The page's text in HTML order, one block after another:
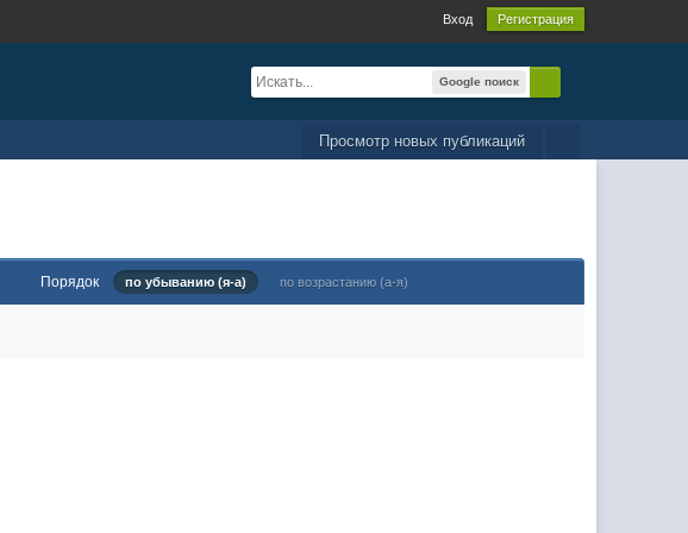
Вход Регистрация
Google поиск
Просмотр новых публикаций
Порядок по убыванию (я-а) по возрастанию (а-я)